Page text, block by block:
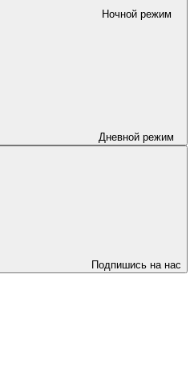
Ночной режим
Дневной режим
Подпишись на нас